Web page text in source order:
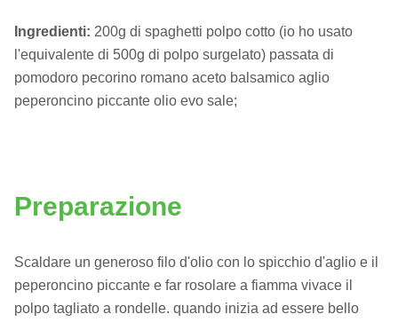
Ingredienti: 200g di spaghetti polpo cotto (io ho usato
l'equivalente di 500g di polpo surgelato) passata di
pomodoro pecorino romano aceto balsamico aglio
peperoncino piccante olio evo sale;
Preparazione
Scaldare un generoso filo d'olio con lo spicchio d'aglio e il
peperoncino piccante e far rosolare a fiamma vivace il
polpo tagliato a rondelle. quando inizia ad essere bello